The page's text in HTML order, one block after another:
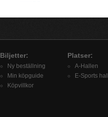
Biljetter:
Ny beställning
Min köpguide
Köpvillkor
Platser:
A-Hallen
E-Sports